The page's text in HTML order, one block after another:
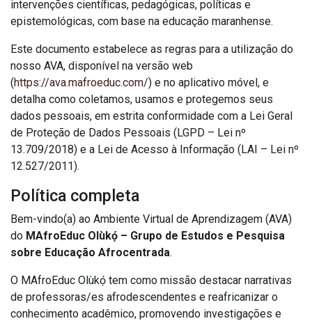
intervenções científicas, pedagógicas, políticas e
epistemológicas, com base na educação maranhense.
Este documento estabelece as regras para a utilização do
nosso AVA, disponível na versão web
(https://ava.mafroeduc.com/) e no aplicativo móvel, e
detalha como coletamos, usamos e protegemos seus
dados pessoais, em estrita conformidade com a Lei Geral
de Proteção de Dados Pessoais (LGPD – Lei nº
13.709/2018) e a Lei de Acesso à Informação (LAI – Lei nº
12.527/2011).
Política completa
Bem-vindo(a) ao Ambiente Virtual de Aprendizagem (AVA)
do MAfroEduc Olùkọ́ – Grupo de Estudos e Pesquisa
sobre Educação Afrocentrada.
O MAfroEduc Olùkọ́ tem como missão destacar narrativas
de professoras/es afrodescendentes e reafricanizar o
conhecimento acadêmico, promovendo investigações e